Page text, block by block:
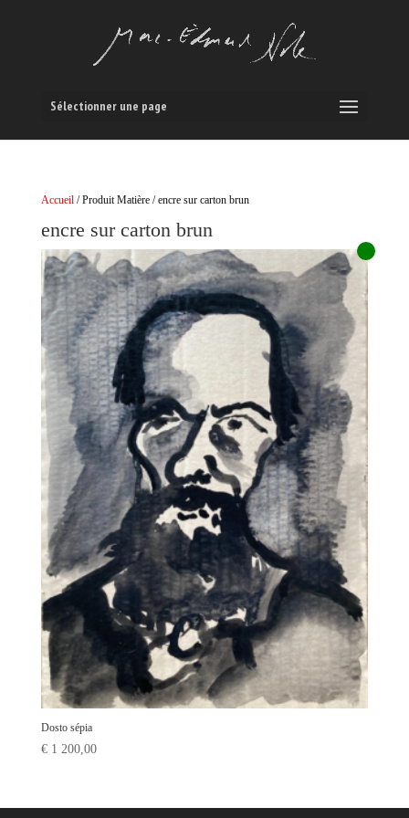
Sélectionner une page
Accueil/ Produit Matière / encre sur carton brun
encre sur carton brun
Dosto sépia
€1 200,00